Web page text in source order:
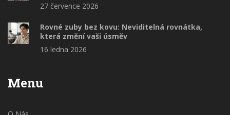
27 července 2026
Rovné zuby bez kovu: Neviditelná rovnátka,
která změní vaši úsměv
16 ledna 2026
Menu